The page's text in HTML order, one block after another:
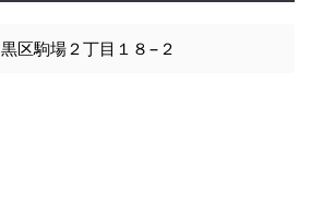
区駒場２丁目１８−２